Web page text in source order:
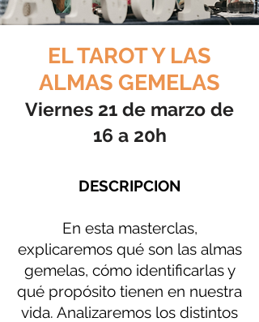
EL TAROT Y LAS
ALMAS GEMELAS
Viernes 21 de marzo de
16 a 20h
DESCRIPCION
En esta masterclas,
explicaremos qué son las almas
gemelas, cómo identificarlas y
qué propósito tienen en nuestra
vida. Analizaremos los distintos